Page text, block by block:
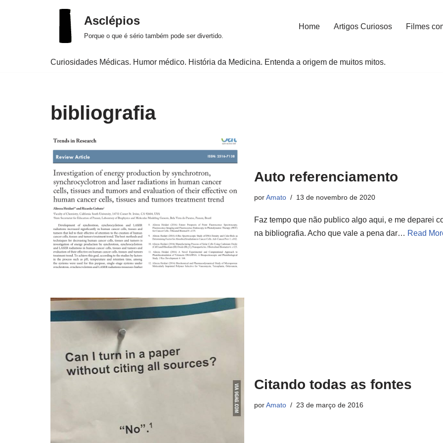
Asclépios
Porque o que é sério também pode ser divertido.
Home Artigos Curiosos Filmes
Curiosidades Médicas. Humor médico. História da Medicina. Entenda a origem de muitos mitos.
bibliografia
Auto referenciamento
porAmato 13 de novembro de 2020
Faz tempo que não publico algo aqui, e me deparei
na bibliografia. Acho que vale a pena dar… Read
Citando todas as fontes
porAmato 23 de março de 2016